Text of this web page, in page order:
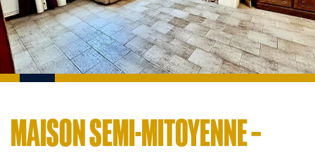
MAISON SEMI-MITOYENNE –